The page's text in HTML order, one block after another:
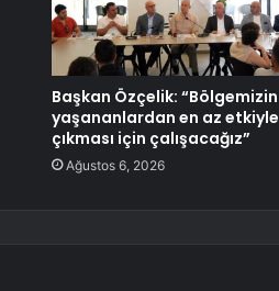
Başkan Özçelik: “Bölgemizin
yaşananlardan en az etkiyle
çıkması için çalışacağız”
Ağustos 6, 2026